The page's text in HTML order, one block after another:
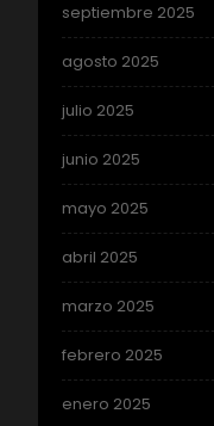
septiembre 2025
agosto 2025
julio 2025
junio 2025
mayo 2025
abril 2025
marzo 2025
febrero 2025
enero 2025